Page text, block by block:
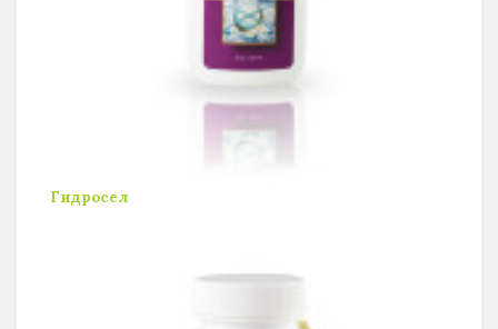
Гидросел